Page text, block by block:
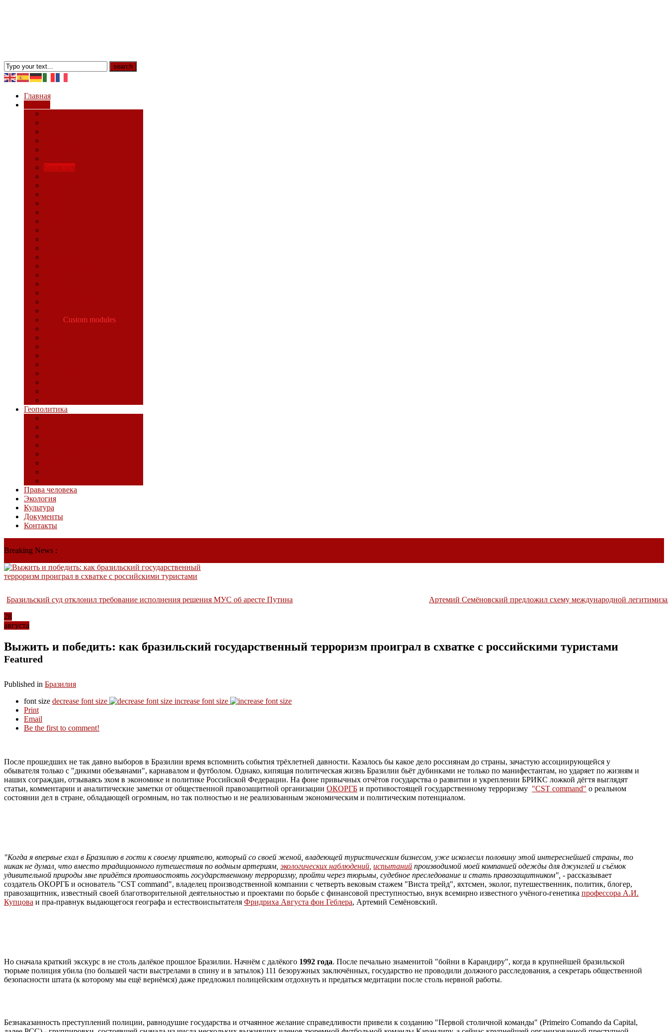
Главная
Бразилия
Custom modules
Геополитика
Права человека
Экология
Культура
Документы
Контакты
Breaking News :
Бразильский суд отклонил требование исполнения решения МУС об аресте Путина Артемий Семёновский предложил схему международной
28
августа
Выжить и победить: как бразильский государственный терроризм проиграл в схватке с российскими туристами
Featured
Published in Бразилия
font size decrease font size
increase font size
Print
Email
Be the first to comment!
После прошедших не так давно выборов в Бразилии время вспомнить события трёхлетней давности. Казалось бы какое дело россиянам до страны, зачастую ассоциирующейся у
обывателя только с "дикими обезьянами", карнавалом и футболом. Однако, кипящая политическая жизнь Бразилии бьёт дубинками не только по манифестантам, но ударяет по жизням и
наших сограждан, отзываясь эхом в экономике и политике Российской Федерации. На фоне привычных отчётов государства о развитии и укреплении БРИКС ложкой дёгтя выглядят
статьи, комментарии и аналитические заметки от общественной правозащитной организации ОКОРГБ и противостоящей государственному терроризму "CST command" о реальном
состоянии дел в стране, обладающей огромным, но так полностью и не реализованным экономическим и политическим потенциалом.
"Когда я впервые ехал в Бразилию в гости к своему приятелю, который со своей женой, владеющей туристическим бизнесом, уже исколесил половину этой интереснейшей страны, то
никак не думал, что вместо традиционного путешествия по водным артериям, экологических наблюдений испытаний производимой моей компанией одежды для джунглей и съёмок
удивительной природы мне придётся противостоять государственному терроризму, пройти через тюрьмы, судебное преследование и стать правозащитником", - рассказывает
создатель ОКОРГБ и основатель "CST command", владелец производственной компании с четверть вековым стажем "Виста трейд", яхтсмен, эколог, путешественник, политик, блогер,
правозащитник, известный своей благотворительной деятельностью и проектами по борьбе с финансовой преступностью, внук всемирно известного учёного-генетика профессора А.И.
Купцова и пра-правнук выдающегося географа и естествоиспытателя Фридриха Августа фон Геблера, Артемий Семёновский.
Но сначала краткий экскурс в не столь далёкое прошлое Бразилии. Начнём с далёкого 1992 года. После печально знаменитой "бойни в Карандиру", когда в крупнейшей бразильской
тюрьме полиция убила (по большей части выстрелами в спину и в затылок) 111 безоружных заключённых, государство не проводили должного расследования, а секретарь общественной
безопасности штата (к которому мы ещё вернёмся) даже предложил полицейским отдохнуть и предаться медитации после столь нервной работы.
Безнаказанность преступлений полиции, равнодушие государства и отчаянное желание справедливости привели к созданию "Первой столичной команды" (Primeiro Comando da Capital,